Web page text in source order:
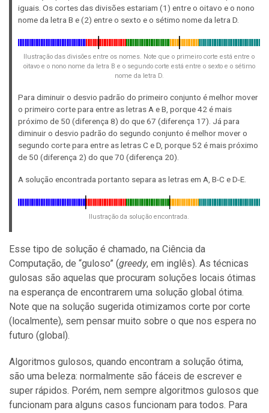
a_4
=
a_5
=
38
iguais. Os cortes das divisões estariam (1) entre o oitavo e o nono
nome da letra B e (2) entre o sexto e o sétimo nome da letra D.
Ilustração das divisões entre os nomes. Note que o primeiro corte está entre o
oitavo e o nono nome da letra B e o segundo corte está entre o sexto e o sétimo
nome da letra D.
Para diminuir o desvio padrão do primeiro conjunto é melhor mover
o primeiro corte para entre as letras A e B, porque 42 é mais
próximo de 50 (diferença 8) do que 67 (diferença 17). Já para
diminuir o desvio padrão do segundo conjunto é melhor mover o
segundo corte para entre as letras C e D, porque 52 é mais próximo
de 50 (diferença 2) do que 70 (diferença 20).
A solução encontrada portanto separa as letras em A, B-C e D-E.
Ilustração da solução encontrada.
Esse tipo de solução é chamado, na Ciência da
Computação, de “guloso” (greedy, em inglês). As técnicas
gulosas são aquelas que procuram soluções locais ótimas
na esperança de encontrarem uma solução global ótima.
Note que na solução sugerida otimizamos corte por corte
(localmente), sem pensar muito sobre o que nos espera no
futuro (global).
Algoritmos gulosos, quando encontram a solução ótima,
são uma beleza: normalmente são fáceis de escrever e
super rápidos. Porém, nem sempre algoritmos gulosos que
funcionam para alguns casos funcionam para todos. Para